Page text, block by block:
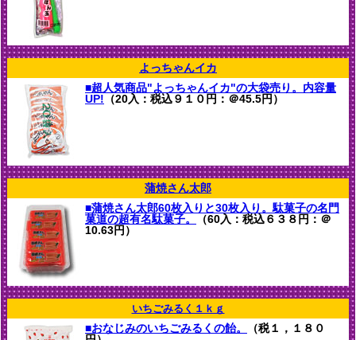
よっちゃんイカ
■超人気商品"よっちゃんイカ"の大袋売り。内容量
UP! （20入：税込９１０円：＠45.5円）
蒲焼さん太郎
■蒲焼さん太郎60枚入りと30枚入り。駄菓子の名門
菓道の超有名駄菓子。
（60入：税込６３８円：＠
10.63円）
いちごみるく１ｋｇ
■おなじみのいちごみるくの飴。
（税１，１８０